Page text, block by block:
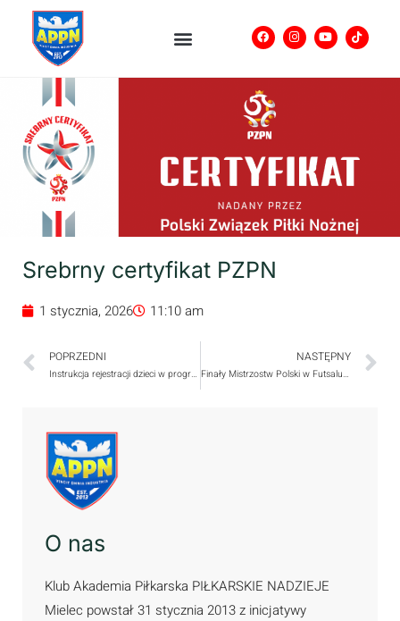
Srebrny certyfikat PZPN
1 stycznia, 2026 11:10 am
POPRZEDNI
Instrukcja rejestracji dzieci w programie certyfikacji PZPN
NASTĘPNY
Finały Mistrzostw Polski w Futsalu U13 – kibicujemy, transmisje
O nas
Klub Akademia Piłkarska PIŁKARSKIE NADZIEJE
Mielec powstał 31 stycznia 2013 z inicjatywy